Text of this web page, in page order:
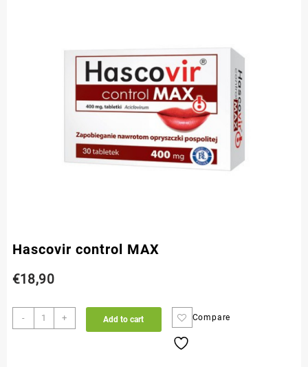
Hascovir control MAX
€18,90
- + Add to cart Compare